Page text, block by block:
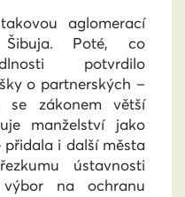
aglomerací
Poté, co
potvrdilo
o partnerských –
se zákonem větší
manželství jako
přidala i další města
ústavnosti
na ochranu